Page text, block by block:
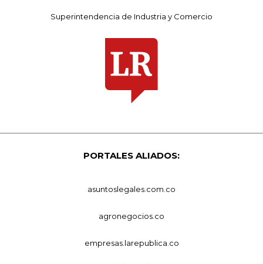
Superintendencia de Industria y Comercio
PORTALES ALIADOS:
asuntoslegales.com.co
agronegocios.co
empresas.larepublica.co